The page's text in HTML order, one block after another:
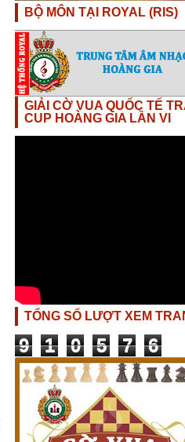
BỘ MÔN TẠI ROYAL (RIS)
GIẢI CỜ VUA QUỐC TẾ
CUP HOÀNG GIA LẦN VI
TỔNG SỐ LƯỢT XEM
9 1 0 5 7 6